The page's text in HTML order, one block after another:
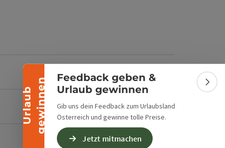
U
r
l
a
u
b
g
e
w
i
n
n
en
Banner einklappen
Feedback geben &
Urlaub gewinnen
Gib uns dein Feedback zum Urlaubsland
Österreich und gewinne tolle Preise.
Jetzt mitmachen